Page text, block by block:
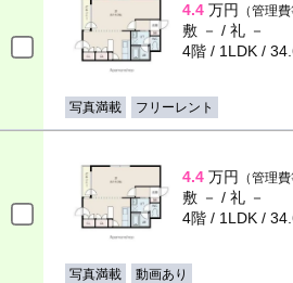
4.4 万円 （管理
敷 － / 礼 －
4階 / 1LDK /
写真満載 フリーレント
4.4 万円 （管理
敷 － / 礼 －
4階 / 1LDK /
写真満載 動画あり